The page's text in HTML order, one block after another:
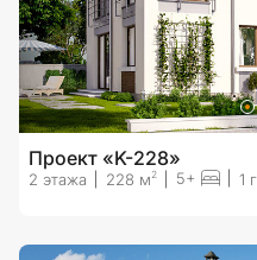
Проект «K-228»
2 этажа 228 м2 5+ 1